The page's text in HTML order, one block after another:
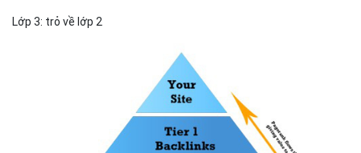
Lớp 3: trỏ về lớp 2